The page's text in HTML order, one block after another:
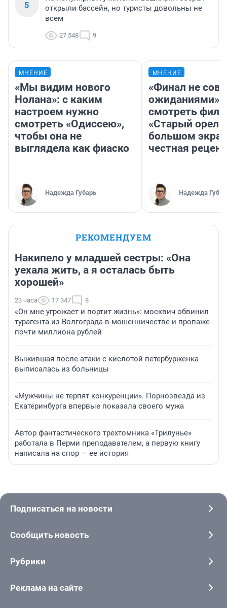
5
открыли бассейн, но туристы довольны не
всем
27 548 9
МНЕНИЕ
«Мы видим нового
Нолана»: с каким
настроем нужно
смотреть «Одиссею»,
чтобы она не
выглядела как фиаско
Надежда Губарь
МНЕНИЕ
«Финал не
ожиданиями»:
смотреть
«Старый орел»
большом
честная
Надежда
РЕКОМЕНДУЕМ
Накипело у младшей сестры: «Она
уехала жить, а я осталась быть
хорошей»
23 часа 17 347 8
«Он мне угрожает и портит жизнь»: москвич обвинил
турагента из Волгограда в мошенничестве и пропаже
почти миллиона рублей
Выжившая после атаки с кислотой петербурженка
выписалась из больницы
«Мужчины не терпят конкуренции». Порнозвезда из
Екатеринбурга впервые показала своего мужа
Автор фантастического трехтомника «Трилунье»
работала в Перми преподавателем, а первую книгу
написала на спор — ее история
Подписаться на новости
Сообщить новость
Рубрики
Реклама на сайте